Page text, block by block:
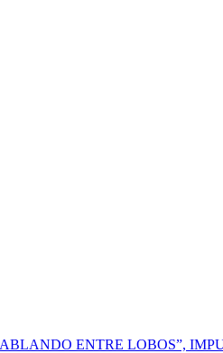
ENTRE LOBOS”,